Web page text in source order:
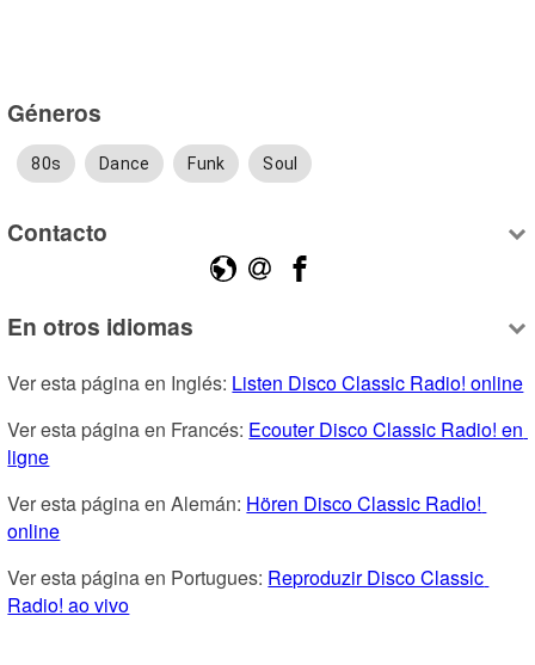
Géneros
80s Dance Funk Soul
Contacto
En otros idiomas
Ver esta página en Inglés: Listen Disco Classic Radio! online
Ver esta página en Francés: Ecouter Disco Classic Radio! en
ligne
Ver esta página en Alemán: Hören Disco Classic Radio!
online
Ver esta página en Portugues: Reproduzir Disco Classic
Radio! ao vivo